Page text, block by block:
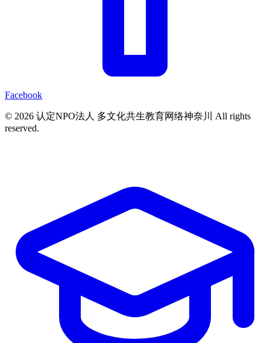
Facebook
© 2026 认定NPO法人 多文化共生教育网络神奈川 All rights
reserved.